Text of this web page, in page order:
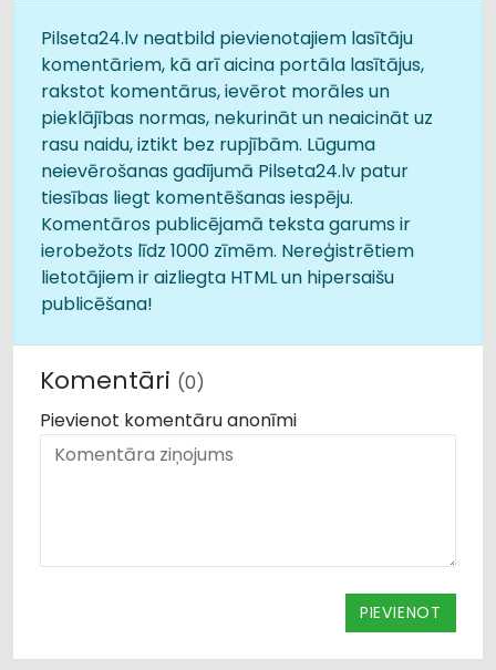
Pilseta24.lv neatbild pievienotajiem lasītāju
komentāriem, kā arī aicina portāla lasītājus,
rakstot komentārus, ievērot morāles un
pieklājības normas, nekurināt un neaicināt uz
rasu naidu, iztikt bez rupjībām. Lūguma
neievērošanas gadījumā Pilseta24.lv patur
tiesības liegt komentēšanas iespēju.
Komentāros publicējamā teksta garums ir
ierobežots līdz 1000 zīmēm. Nereģistrētiem
lietotājiem ir aizliegta HTML un hipersaišu
publicēšana!
Komentāri (0)
Pievienot komentāru anonīmi
PIEVIENOT